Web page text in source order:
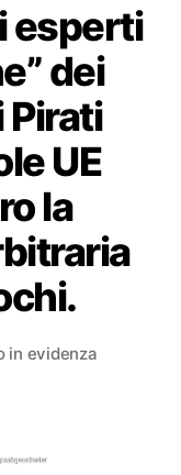
esperti
dei
Pirati
UE
la
in evidenza